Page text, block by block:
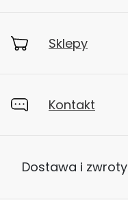
Sklepy
Kontakt
Dostawa i zwroty